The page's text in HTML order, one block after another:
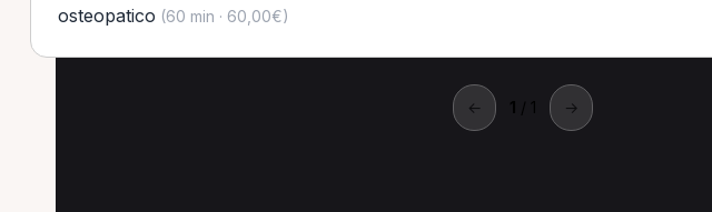
osteopatico (60 min · 60,00€)
← 1 / 1 →